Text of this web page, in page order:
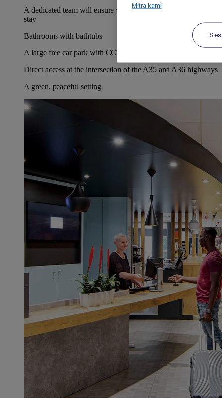
A dedicated team will ensure your well being throughout your
stay
Bathrooms with bathtubs
A large free car park with CCTV
Direct access at the intersection of the A35 and A36 highways
A green, peaceful setting
Mitra kami